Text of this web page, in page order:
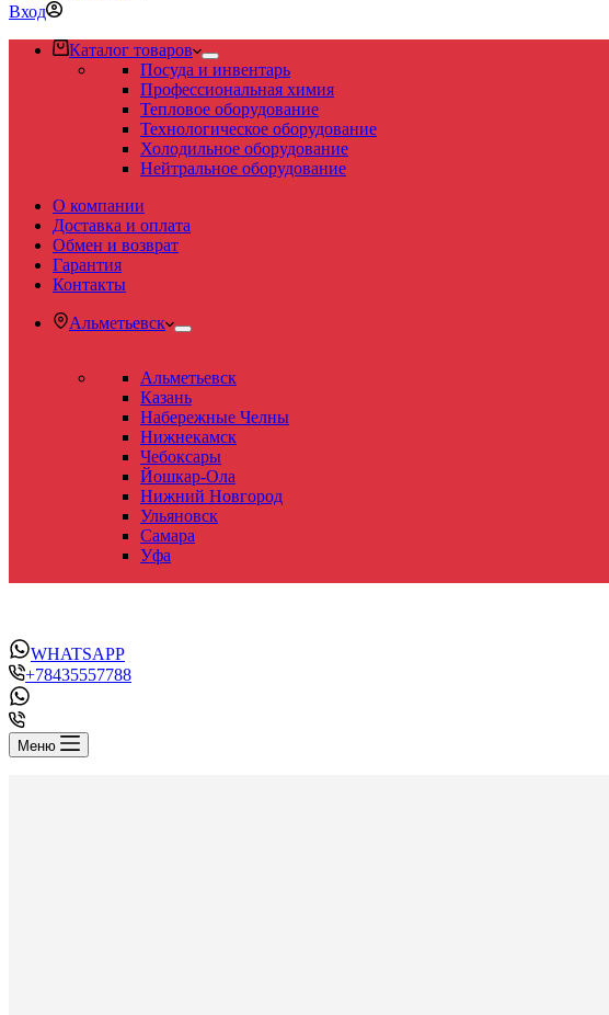
Вход
Каталог товаров
Посуда и инвентарь
Профессиональная химия
Тепловое оборудование
Технологическое оборудование
Холодильное оборудование
Нейтральное оборудование
О компании
Доставка и оплата
Обмен и возврат
Гарантия
Контакты
Альметьевск
Альметьевск
Казань
Набережные Челны
Нижнекамск
Чебоксары
Йошкар-Ола
Нижний Новгород
Ульяновск
Самара
Уфа
WHATSAPP
+78435557788
Меню